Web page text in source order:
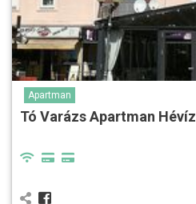
Apartman
Tó Varázs Apartman Hévíz